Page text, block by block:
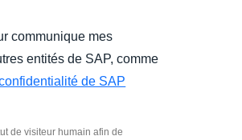
communique mes
entités de SAP, comme
de SAP
de visiteur humain afin de